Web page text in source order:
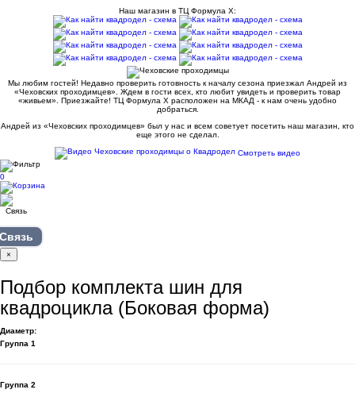
Наш магазин в ТЦ Формула Х:
Мы любим гостей! Недавно проверить готовность к началу сезона приезжал Андрей из
«Чеховских проходимцев». Ждем в гости всех, кто любит увидеть и проверить товар
«живьем». Приезжайте! ТЦ Формула Х расположен на МКАД - к нам очень удобно
добраться.
Андрей из «Чеховских проходимцев» был у нас и всем советует посетить наш магазин, кто
еще этого не сделал.
Смотреть видео
0
×
Подбор комплекта шин для
квадроцикла (Боковая форма)
Диаметр:
Группа 1
Группа 2